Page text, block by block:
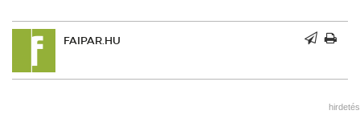
FAIPAR.HU
hirdetés